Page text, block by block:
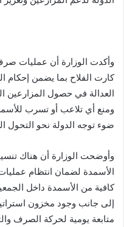
وأكدت الوزارة أن عمليات
كارت الفلاح بما يضمن إحكام
العدالة في حصول
ومنع أي تلاعب أو تسرب
ضوء توجه الدولة نحو التحول
وأوضحت الوزارة أن هناك
الأسمدة لضمان انتظام
كافية من الأسمدة داخل
إلى جانب وجود مخزون
متابعة يومية لحركة الصرف